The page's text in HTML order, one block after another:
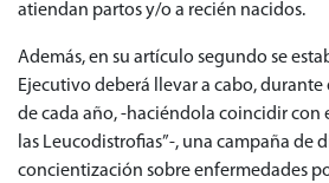
atiendan partos y/o a recién nacidos.
Además, en su artículo segundo se
Ejecutivo deberá llevar a cabo, durante
de cada año, -haciéndola coincidir con
las Leucodistrofias”-, una campaña de
concientización sobre enfermedades